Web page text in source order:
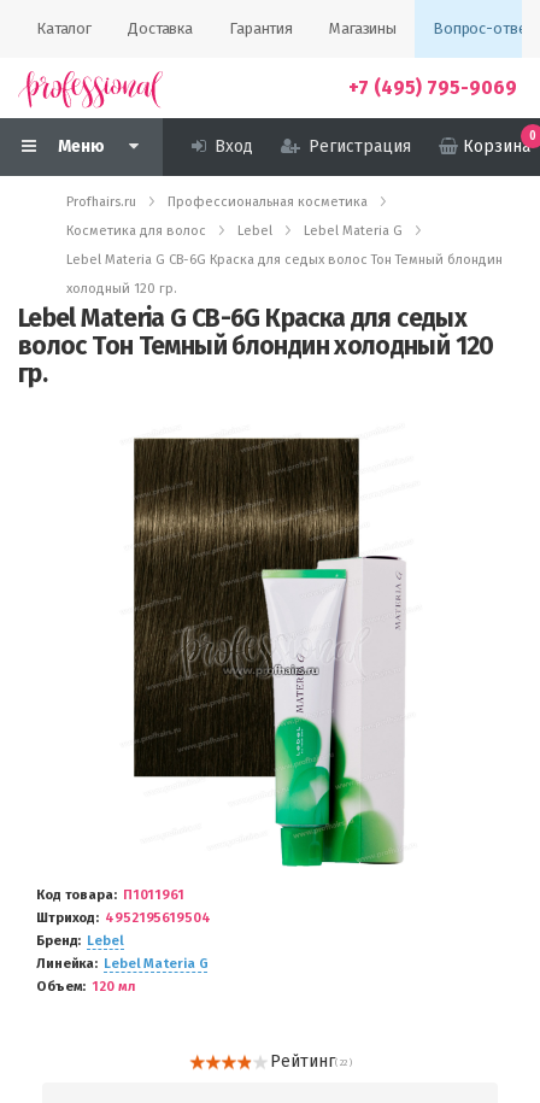
Каталог Доставка Гарантия Магазины Вопрос-ответ
+7 (495) 795-9069
Меню Вход Регистрация Корзина
0
Profhairs.ru
Профессиональная косметика
Косметика для волос
Lebel
Lebel Materia G
Lebel Materia G CB-6G Краска для седых волос Тон Темный блондин
холодный 120 гр.
Lebel Materia G CB-6G Краска для седых
волос Тон Темный блондин холодный 120
гр.
Код товара
П1011961
Штриход
4952195619504
Бренд
Lebel
Линейка
Lebel Materia G
Объем
120 мл
Рейтинг( 22 )